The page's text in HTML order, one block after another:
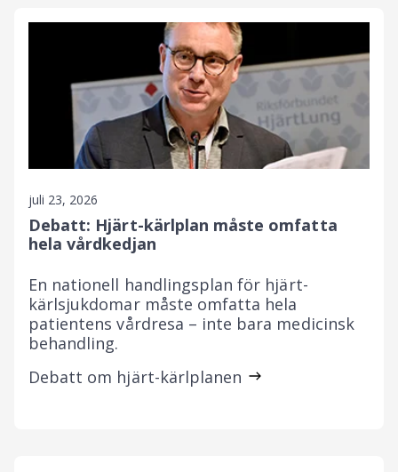
juli 23, 2026
Debatt: Hjärt-kärlplan måste omfatta
hela vårdkedjan
En nationell handlingsplan för hjärt-
kärlsjukdomar måste omfatta hela
patientens vårdresa – inte bara medicinsk
behandling.
Debatt om hjärt-kärlplanen